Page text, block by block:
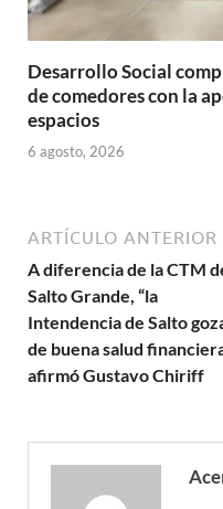
Desarrollo Social
de comedores con la
espacios
6 agosto, 2026
ARTÍCULO ANTERIOR
A diferencia de la CTM
Salto Grande, “la
Intendencia de Salto
de buena salud
afirmó Gustavo Chiriff